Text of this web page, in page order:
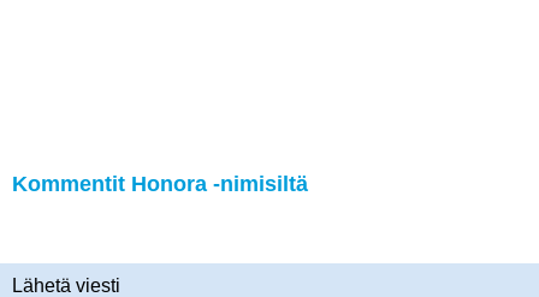
Kommentit Honora -nimisiltä
Lähetä viesti